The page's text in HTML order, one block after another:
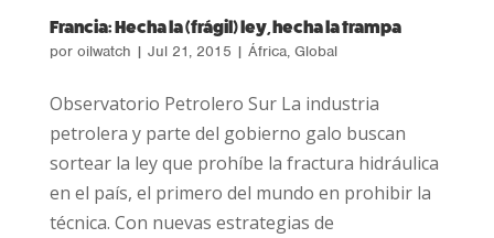
Francia: Hecha la (frágil) ley, hecha la trampa
por oilwatch | Jul 21, 2015 | África, Global
Observatorio Petrolero Sur La industria
petrolera y parte del gobierno galo buscan
sortear la ley que prohíbe la fractura hidráulica
en el país, el primero del mundo en prohibir la
técnica. Con nuevas estrategias de